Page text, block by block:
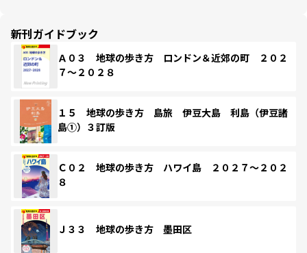
新刊ガイドブック
Ａ０３ 地球の歩き方 ロンドン＆近郊の町 ２０２
７～２０２８
１５ 地球の歩き方 島旅 伊豆大島 利島（伊豆諸
島①）３訂版
Ｃ０２ 地球の歩き方 ハワイ島 ２０２７～２０２
８
Ｊ３３ 地球の歩き方 墨田区